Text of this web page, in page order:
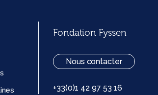
Fondation Fyssen
Nous contacter
+33(0)1 42 97 53 16